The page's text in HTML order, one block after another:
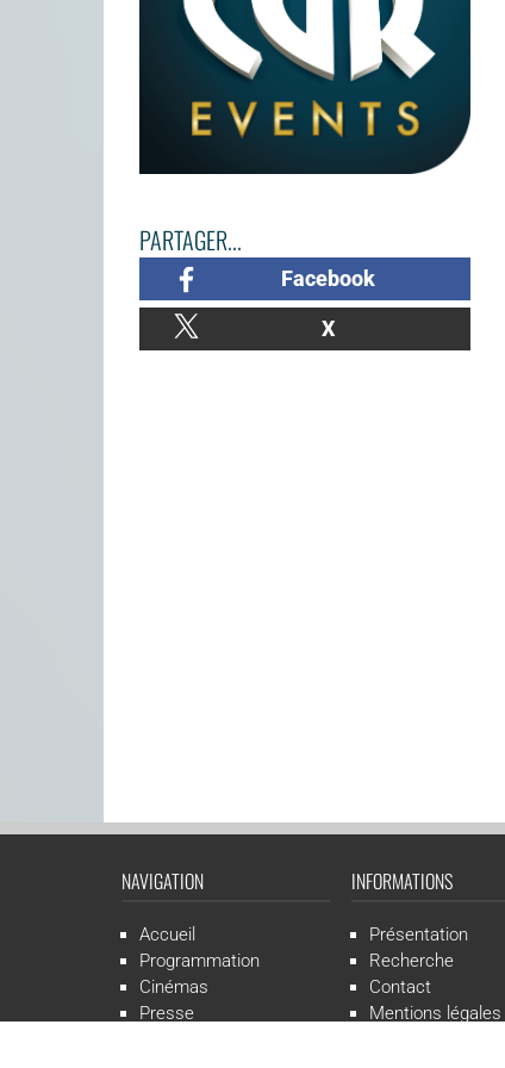
PARTAGER...
Facebook
X
NAVIGATION
Accueil
Programmation
Cinémas
Presse
INFORMATIONS
Présentation
Recherche
Contact
Mentions légales